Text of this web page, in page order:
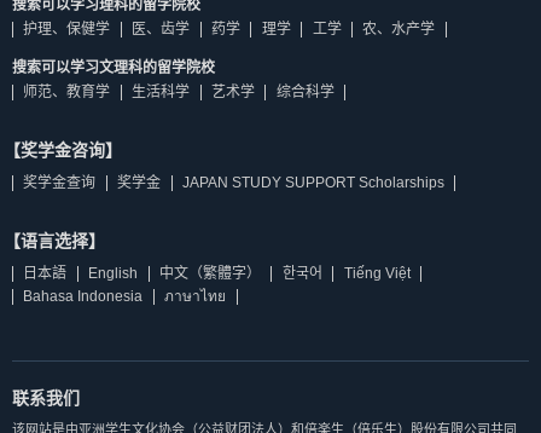
搜索可以学习理科的留学院校
护理、保健学
医、齿学 药学 理学 工学 农、水产学
搜索可以学习文理科的留学院校
师范、教育学
生活科学 艺术学 综合科学
【奖学金咨询】
奖学金查询 奖学金 JAPAN STUDY SUPPORT Scholarships
【语言选择】
日本語 English 中文（繁體字） 한국어
Tiếng Việt
Bahasa Indonesia
ภาษาไทย
联系我们
该网站是由亚洲学生文化协会（公益财团法人）和倍楽生（倍乐生）股份有限公司共同